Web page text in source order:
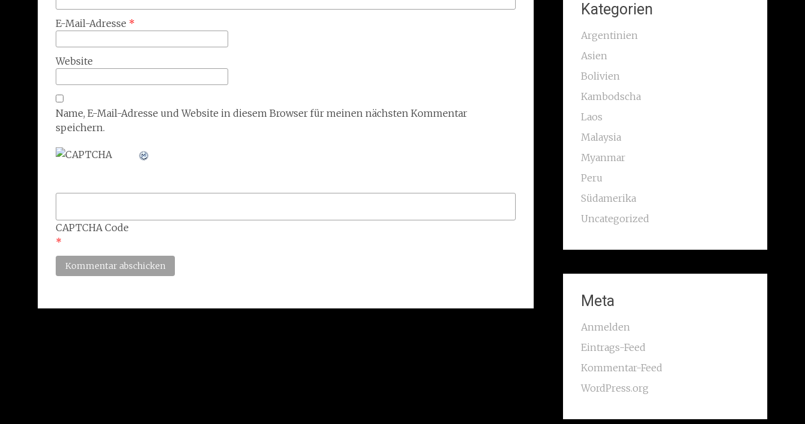
E-Mail-Adresse *
Website
Name, E-Mail-Adresse und Website in diesem Browser für meinen nächsten Kommentar
speichern.
CAPTCHA Code
*
Kategorien
Argentinien
Asien
Bolivien
Kambodscha
Laos
Malaysia
Myanmar
Peru
Südamerika
Uncategorized
Meta
Anmelden
Eintrags-Feed
Kommentar-Feed
WordPress.org